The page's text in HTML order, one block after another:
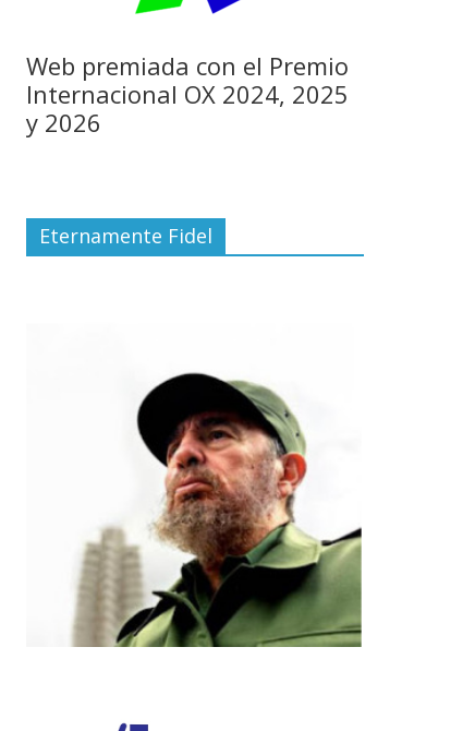
Web premiada con el Premio
Internacional OX 2024, 2025
y 2026
Eternamente Fidel